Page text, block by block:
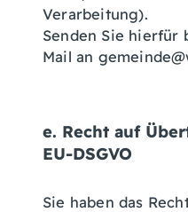
Verarbeitung).
Senden Sie hierfür
Mail an
e. Recht auf
EU-DSGVO
Sie haben das